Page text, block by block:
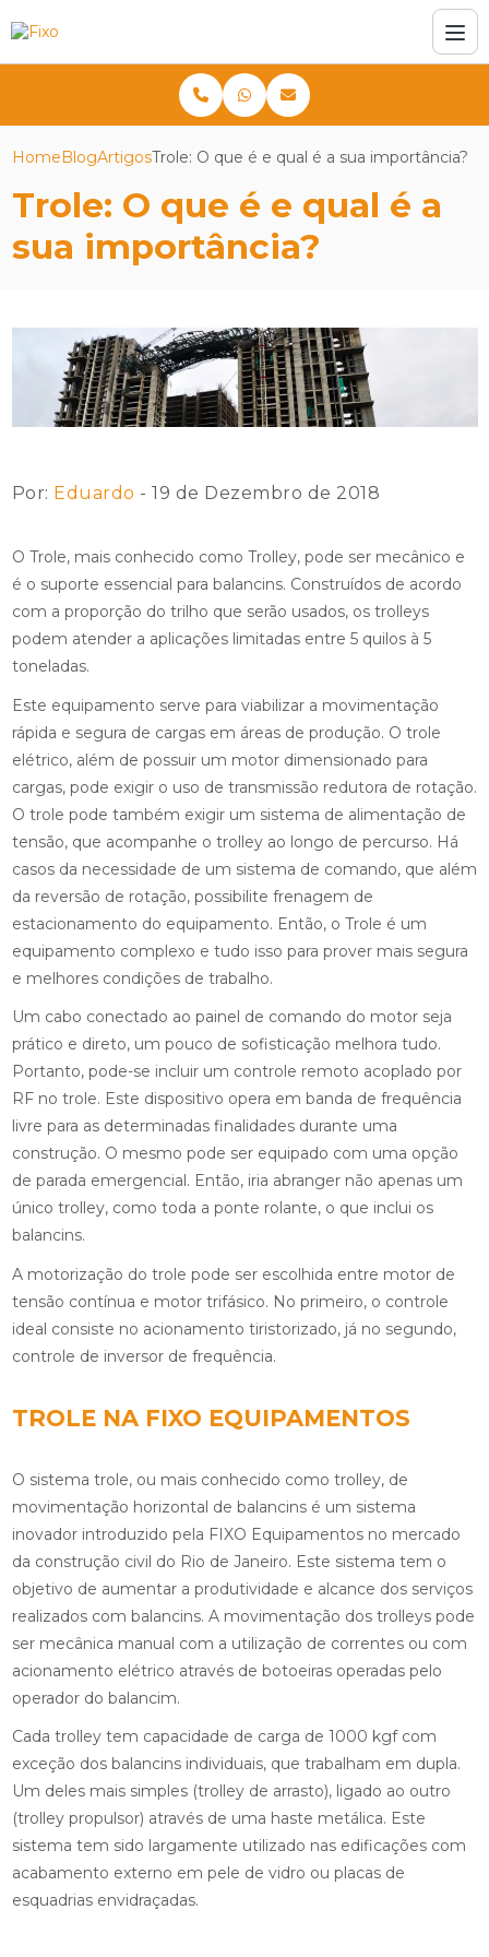
HomeBlogArtigosTrole: O que é e qual é a sua importância?
Trole: O que é e qual é a
sua importância?
Por: Eduardo - 19 de Dezembro de 2018
O Trole, mais conhecido como Trolley, pode ser mecânico e
é o suporte essencial para balancins. Construídos de acordo
com a proporção do trilho que serão usados, os trolleys
podem atender a aplicações limitadas entre 5 quilos à 5
toneladas.
Este equipamento serve para viabilizar a movimentação
rápida e segura de cargas em áreas de produção. O trole
elétrico, além de possuir um motor dimensionado para
cargas, pode exigir o uso de transmissão redutora de rotação.
O trole pode também exigir um sistema de alimentação de
tensão, que acompanhe o trolley ao longo de percurso. Há
casos da necessidade de um sistema de comando, que além
da reversão de rotação, possibilite frenagem de
estacionamento do equipamento. Então, o Trole é um
equipamento complexo e tudo isso para prover mais segura
e melhores condições de trabalho.
Um cabo conectado ao painel de comando do motor seja
prático e direto, um pouco de sofisticação melhora tudo.
Portanto, pode-se incluir um controle remoto acoplado por
RF no trole. Este dispositivo opera em banda de frequência
livre para as determinadas finalidades durante uma
construção. O mesmo pode ser equipado com uma opção
de parada emergencial. Então, iria abranger não apenas um
único trolley, como toda a ponte rolante, o que inclui os
balancins.
A motorização do trole pode ser escolhida entre motor de
tensão contínua e motor trifásico. No primeiro, o controle
ideal consiste no acionamento tiristorizado, já no segundo,
controle de inversor de frequência.
TROLE NA FIXO EQUIPAMENTOS
O sistema trole, ou mais conhecido como trolley, de
movimentação horizontal de balancins é um sistema
inovador introduzido pela FIXO Equipamentos no mercado
da construção civil do Rio de Janeiro. Este sistema tem o
objetivo de aumentar a produtividade e alcance dos serviços
realizados com balancins. A movimentação dos trolleys pode
ser mecânica manual com a utilização de correntes ou com
acionamento elétrico através de botoeiras operadas pelo
operador do balancim.
Cada trolley tem capacidade de carga de 1000 kgf com
exceção dos balancins individuais, que trabalham em dupla.
Um deles mais simples (trolley de arrasto), ligado ao outro
(trolley propulsor) através de uma haste metálica. Este
sistema tem sido largamente utilizado nas edificações com
acabamento externo em pele de vidro ou placas de
esquadrias envidraçadas.